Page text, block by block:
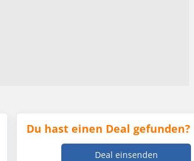
Du hast einen Deal gefunden?
Deal einsenden